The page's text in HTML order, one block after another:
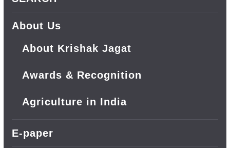
About Us
About Krishak Jagat
Awards & Recognition
Agriculture in India
E-paper